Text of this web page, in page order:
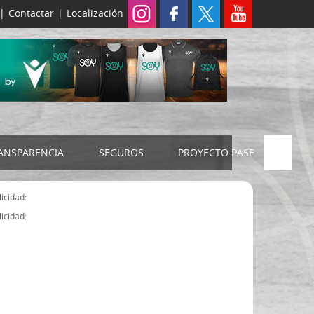
| Contactar | Localización
2024
SEGUROS
SEGURO JUDEX
PROYECTO PASE